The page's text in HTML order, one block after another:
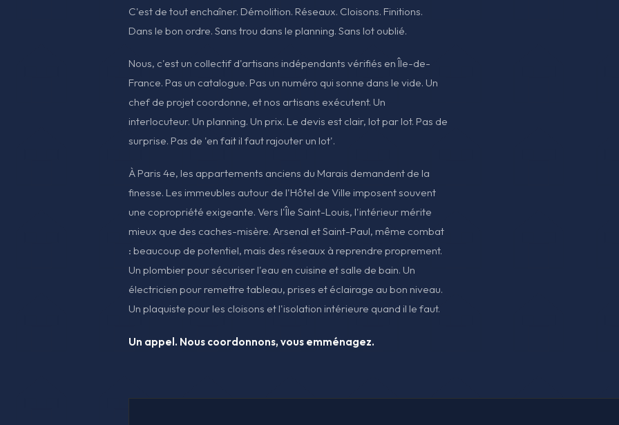
C'est de tout enchaîner. Démolition. Réseaux. Cloisons. Finitions.
Dans le bon ordre. Sans trou dans le planning. Sans lot oublié.
Nous, c'est un collectif d'artisans indépendants vérifiés en Île-de-
France. Pas un catalogue. Pas un numéro qui sonne dans le vide. Un
chef de projet coordonne, et nos artisans exécutent. Un
interlocuteur. Un planning. Un prix. Le devis est clair, lot par lot. Pas de
surprise. Pas de 'en fait il faut rajouter un lot'.
À Paris 4e, les appartements anciens du Marais demandent de la
finesse. Les immeubles autour de l'Hôtel de Ville imposent souvent
une copropriété exigeante. Vers l'Île Saint-Louis, l'intérieur mérite
mieux que des caches-misère. Arsenal et Saint-Paul, même combat
: beaucoup de potentiel, mais des réseaux à reprendre proprement.
Un plombier pour sécuriser l'eau en cuisine et salle de bain. Un
électricien pour remettre tableau, prises et éclairage au bon niveau.
Un plaquiste pour les cloisons et l'isolation intérieure quand il le faut.
Un appel. Nous coordonnons, vous emménagez.